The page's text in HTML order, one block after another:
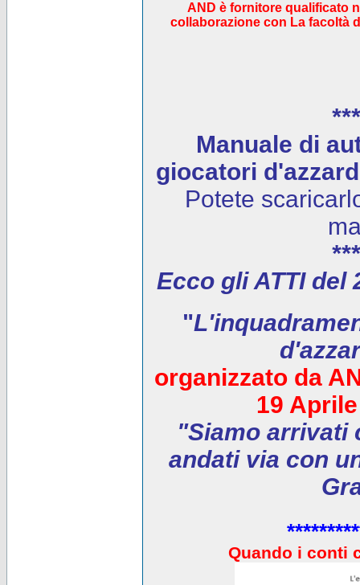
AND è fornitore qualificato
collaborazione con La facoltà
Manuale di
giocatori
Potete
Ecco gli ATTI del
"
organizzato da
19
"Siamo arrivati
andati via con
Quando i conti